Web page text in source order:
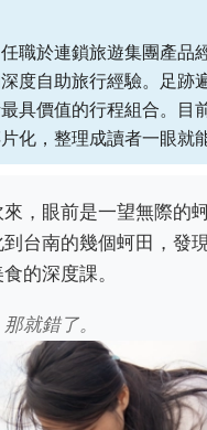
職於連鎖旅遊集團產品
度自助旅行經驗。足跡
具價值的行程組合。目
化，整理成讀者一眼就
，眼前是一望無際的
台南的幾個蚵田，發
的深度課。
就錯了。